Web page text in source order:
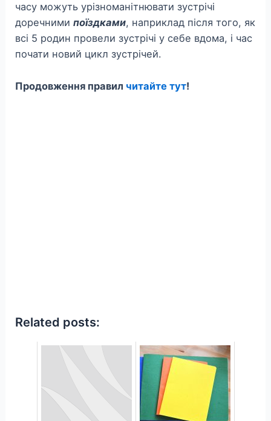
часу можуть урізноманітнювати зустрічі
доречнимипоїздками, наприклад після того, як
всі 5 родин провели зустрічі у себе вдома, і час
почати новий цикл зустрічей.
Продовження правил читайте тут!
Related posts: